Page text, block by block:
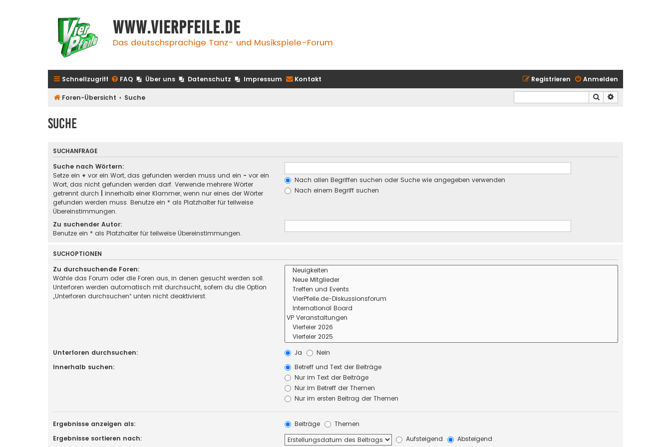
www.vierpfeile.de
Das deutschsprachige Tanz- und Musikspiele-Forum
Schnellzugriff FAQ Über uns Datenschutz Impressum Kontakt Anmelden
Registrieren
Foren-Übersicht Suche Suche
Suche
SUCHANFRAGE
Suche nach Wörtern:
Setze ein + vor ein Wort, das gefunden werden muss und ein - vor ein
Wort, das nicht gefunden werden darf. Verwende mehrere Wörter
getrennt durch
innerhalb einer Klammer, wenn nur eines der Wörter
gefunden werden muss. Benutze ein * als Platzhalter für teilweise
Übereinstimmungen.
Nach allen Begriffen suchen oder Suche wie angegeben verwenden
Nach einem Begriff suchen
Zu suchender Autor:
Benutze ein * als Platzhalter für teilweise Übereinstimmungen.
SUCHOPTIONEN
Zu durchsuchende Foren:
Wähle das Forum oder die Foren aus, in denen gesucht werden soll.
Unterforen werden automatisch mit durchsucht, sofern du die Option
„Unterforen durchsuchen“ unten nicht deaktivierst.
Unterforen durchsuchen: Ja
Nein
Innerhalb suchen:
Betreff und Text der Beiträge
Nur im Text der Beiträge
Nur im Betreff der Themen
Nur im ersten Beitrag der Themen
Ergebnisse anzeigen als: Beiträge
Themen
Ergebnisse sortieren nach:
Aufsteigend Absteigend